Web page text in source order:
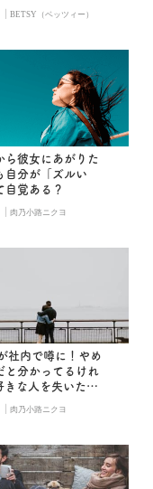
| BETSY（ベッツィー）
ら彼女にあがりた
自分が「ズルい
自覚ある？
| 肉乃小路ニクヨ
社内で噂に！やめ
と分かってるけれ
きな人を失いたく
| 肉乃小路ニクヨ